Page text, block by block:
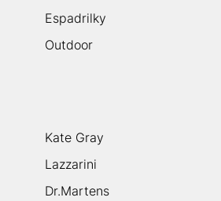
Espadrilky
Outdoor
Kate Gray
Lazzarini
Dr.Martens